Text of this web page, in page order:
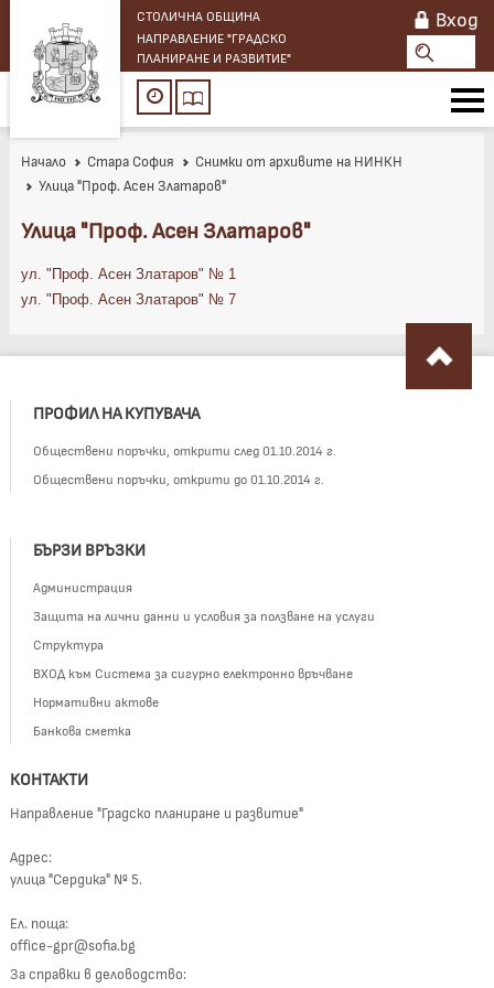
СТОЛИЧНА ОБЩИНА
НАПРАВЛЕНИЕ "ГРАДСКО
ПЛАНИРАНЕ И РАЗВИТИЕ"
Вход
Начало Стара София
Снимки от архивите на НИНКН
Улица "Проф. Асен Златаров"
Улица "Проф. Асен Златаров"
ул. "Проф. Асен Златаров" № 1
ул. "Проф. Асен Златаров" № 7
ПРОФИЛ НА КУПУВАЧА
Обществени поръчки, открити след 01.10.2014 г.
Обществени поръчки, открити до 01.10.2014 г.
БЪРЗИ ВРЪЗКИ
Администрация
Защита на лични данни и условия за ползване на услуги
Структура
ВХОД към Система за сигурно електронно връчване
Нормативни актове
Банкова сметка
КОНТАКТИ
Направление "Градско планиране и развитие"
Адрес:
улица "Сердика" № 5.
Ел. поща:
office-gpr@sofia.bg
За справки в деловодство: